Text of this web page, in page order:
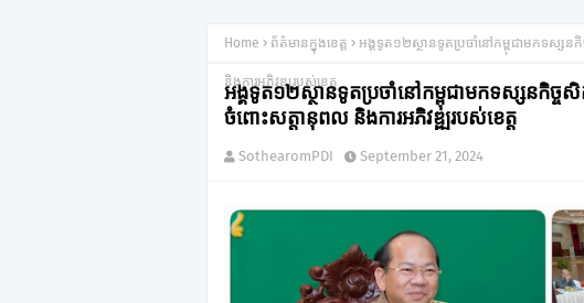
Home ព័ត៌មានក្នុងខេត្ត អង្គទូត១២ស្ថានទូតប្រចាំនៅកម្ពុជាមកទស្សន
និងការអភិវឌ្ឍរបស់ខេត្ត
អង្គទូត១២ស្ថានទូតប្រចាំនៅកម្ពុជាមកទស្សនកិច្ចសិ
ចំពោះសត្តានុពល និងការអភិវឌ្ឍរបស់ខេត្ត
SothearomPDI September 21, 2024